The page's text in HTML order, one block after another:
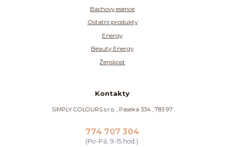
Bachovy esence
Ostatní produkty
Energy
Beauty Energy
Ženskost
Kontakty
SIMPLY COLOURS s.r.o. , Paseka 334 , 783 97
774 707 304
(Po-Pá, 9-15 hod.)